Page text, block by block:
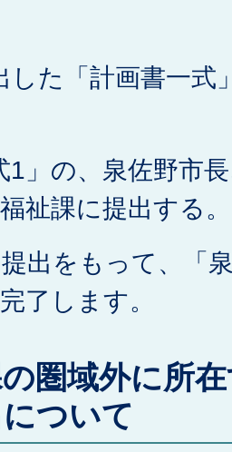
した「計画書一式
1」の、泉佐野市
祉課に提出する。
提出をもって、「
了します。
圏域外に所
ついて